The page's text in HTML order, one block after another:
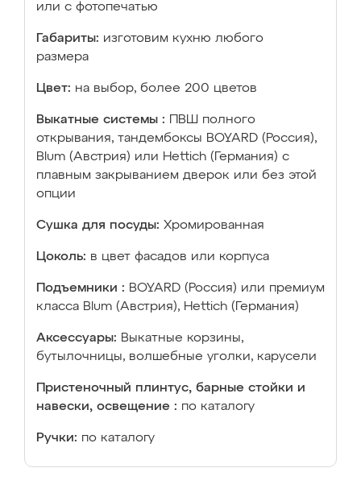
или с фотопечатью
Габариты: изготовим кухню любого
размера
Цвет: на выбор, более 200 цветов
Выкатные системы :
ПВШ полного
открывания, тандембоксы BOYARD (Россия),
Blum (Австрия) или Hettich (Германия) с
плавным закрыванием дверок или без этой
опции
Сушка для посуды: Хромированная
Цоколь: в цвет фасадов или корпуса
Подъемники : BOYARD (Россия) или премиум
класса Blum (Австрия), Hettich (Германия)
Аксессуары: Выкатные корзины,
бутылочницы, волшебные уголки, карусели
Пристеночный плинтус, барные стойки и
навески, освещение : по каталогу
Ручки: по каталогу